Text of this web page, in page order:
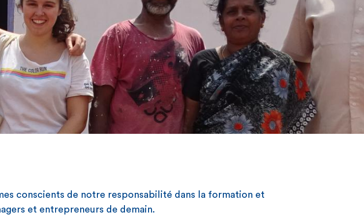
conscients de notre responsabilité dans la formation et
et entrepreneurs de demain.